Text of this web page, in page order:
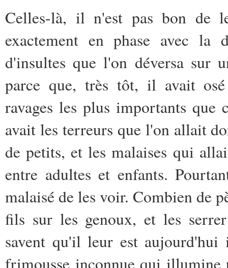
Celles-là, il n'est pas bon de
exactement en phase avec la
d'insultes que l'on déversa sur
parce que, très tôt, il avait
ravages les plus importants
avait les terreurs que l'on allait
de petits, et les malaises qui
entre adultes et enfants.
malaisé de les voir. Combien de
fils sur les genoux, et les
savent qu'il leur est aujourd'hui
frimousse inconnue qui illumine